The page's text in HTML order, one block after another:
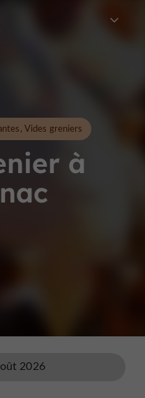
à
Vides greniers
2026